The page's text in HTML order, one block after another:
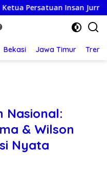
Jurnalis Nusantara: Hari
Bekasi Jawa Timur
Nasional:
& Wilson
Nyata